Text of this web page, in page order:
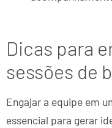
Dicas para
sessões de
Engajar a equipe em
essencial para gerar